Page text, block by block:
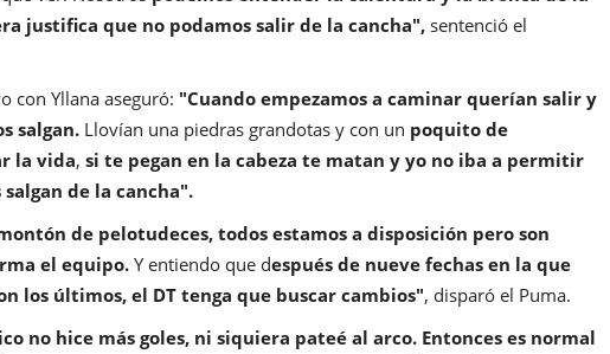
justifica que no podamos salir de la cancha", sentenció el
con Yllana aseguró: "Cuando empezamos a caminar querían salir y
salgan. Llovían una piedras grandotas y con un poquito de
la vida, si te pegan en la cabeza te matan y yo no iba a permitir
de la cancha".
de pelotudeces, todos estamos a disposición pero son
el equipo. Y entiendo que después de nueve fechas en la que
los últimos, el DT tenga que buscar cambios", disparó el Puma.
no hice más goles, ni siquiera pateé al arco. Entonces es normal